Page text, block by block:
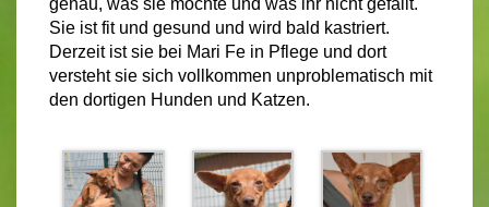
genau, was sie möchte und was ihr nicht gefällt.
Sie ist fit und gesund und wird bald kastriert.
Derzeit ist sie bei Mari Fe in Pflege und dort
versteht sie sich vollkommen unproblematisch mit
den dortigen Hunden und Katzen.